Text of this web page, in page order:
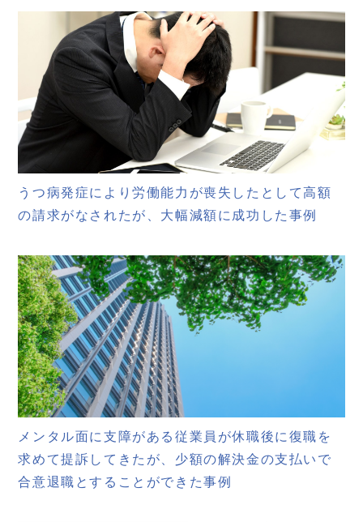
うつ病発症により労働能力が喪失したとして高額
の請求がなされたが、大幅減額に成功した事例
メンタル面に支障がある従業員が休職後に復職を
求めて提訴してきたが、少額の解決金の支払いで
合意退職とすることができた事例